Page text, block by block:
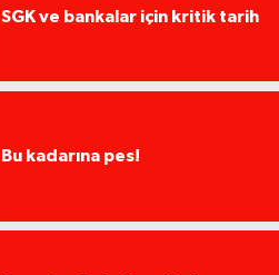
SGK ve bankalar için kritik tarih
Bu kadarına pes!